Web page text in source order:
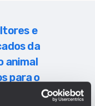
e
da
animal
para o